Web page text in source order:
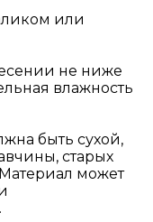
или
не ниже
влажность
быть сухой,
старых
может